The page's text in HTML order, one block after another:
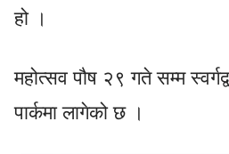
हो ।
महोत्सव पौष २९ गते सम्म
पार्कमा लागेको छ ।